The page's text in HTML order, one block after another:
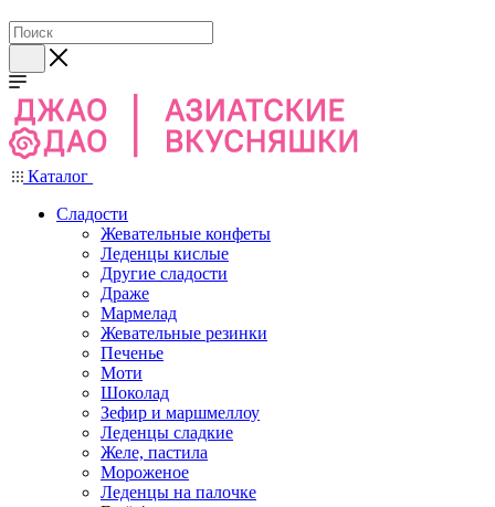
Каталог
Сладости
Жевательные конфеты
Леденцы кислые
Другие сладости
Драже
Мармелад
Жевательные резинки
Печенье
Моти
Шоколад
Зефир и маршмеллоу
Леденцы сладкие
Желе, пастила
Мороженое
Леденцы на палочке